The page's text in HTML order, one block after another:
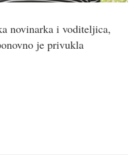
novinarka i voditeljica,
je privukla